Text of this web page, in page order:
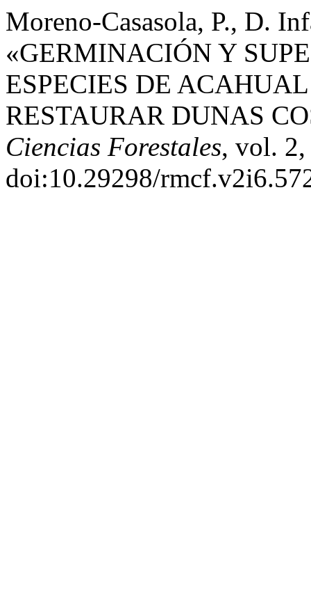
Moreno-Casasola, P., D.
«GERMINACIÓN Y
ESPECIES DE
RESTAURAR DUNAS
Ciencias Forestales, vol. 2,
doi:10.29298/